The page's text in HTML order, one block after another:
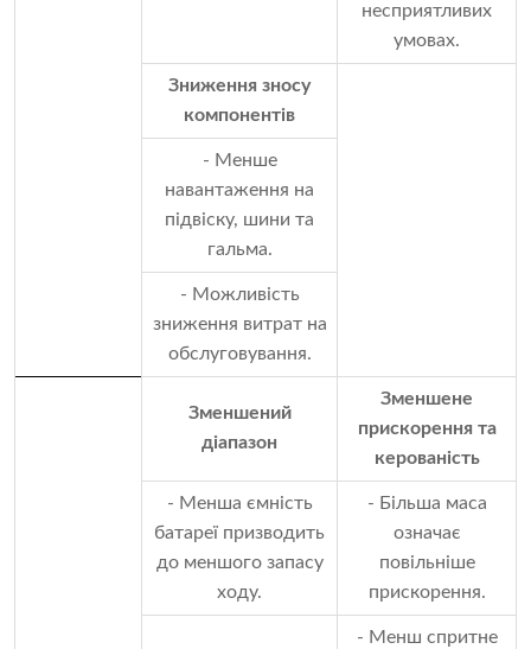
несприятливих
умовах.
Зниження зносу
компонентів
- Менше
навантаження на
підвіску, шини та
гальма.
- Можливість
зниження витрат на
обслуговування.
Зменшений
діапазон
Зменшене
прискорення та
керованість
- Менша ємність
батареї призводить
до меншого запасу
ходу.
- Більша маса
означає
повільніше
прискорення.
- Менш спритне